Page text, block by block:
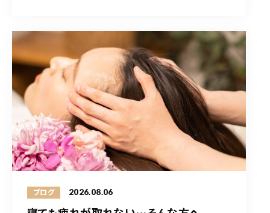
ブログ 2026.08.06